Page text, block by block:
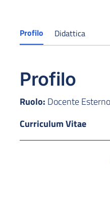
Profilo Didattica
Profilo
Ruolo: Docente Esterno
Curriculum Vitae